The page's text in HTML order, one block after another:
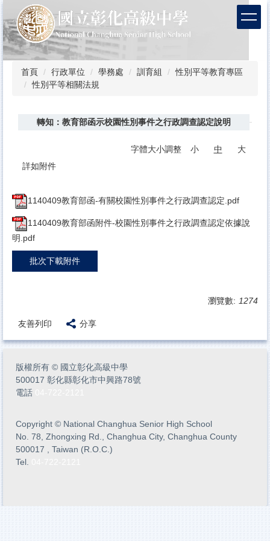
到
主
要
內
首頁 行政單位 學務處 訓育組
性別平等教育專區
性別平等相關法規
轉知：教育部函示校園性別事件之行政調查認定說明
字體大小調整 小 中
大
詳如附件
1140409教育部函-有關校園性別事件之行政調查認定.pdf
1140409教育部函附件-校園性別事件之行政調查認定依據說
明.pdf
批次下載附件
瀏覽數: 1274
友善列印 分享
版權所有 © 國立彰化高級中學
500017 彰化縣彰化市中興路78號
電話
Copyright © National Changhua Senior High School
No. 78, Zhongxing Rd., Changhua City, Changhua County
500017 , Taiwan (R.O.C.)
Tel.